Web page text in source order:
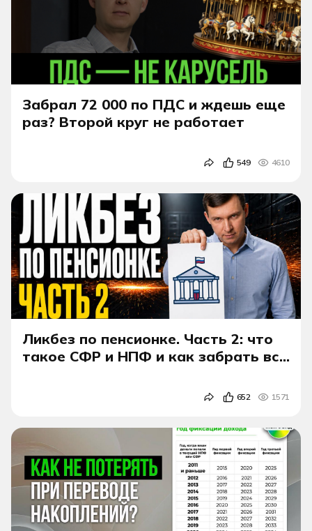
Забрал 72 000 по ПДС и ждешь еще
раз? Второй круг не работает
549 4610
Ликбез по пенсионке. Часть 2: что
такое СФР и НПФ и как забрать все
652 1571